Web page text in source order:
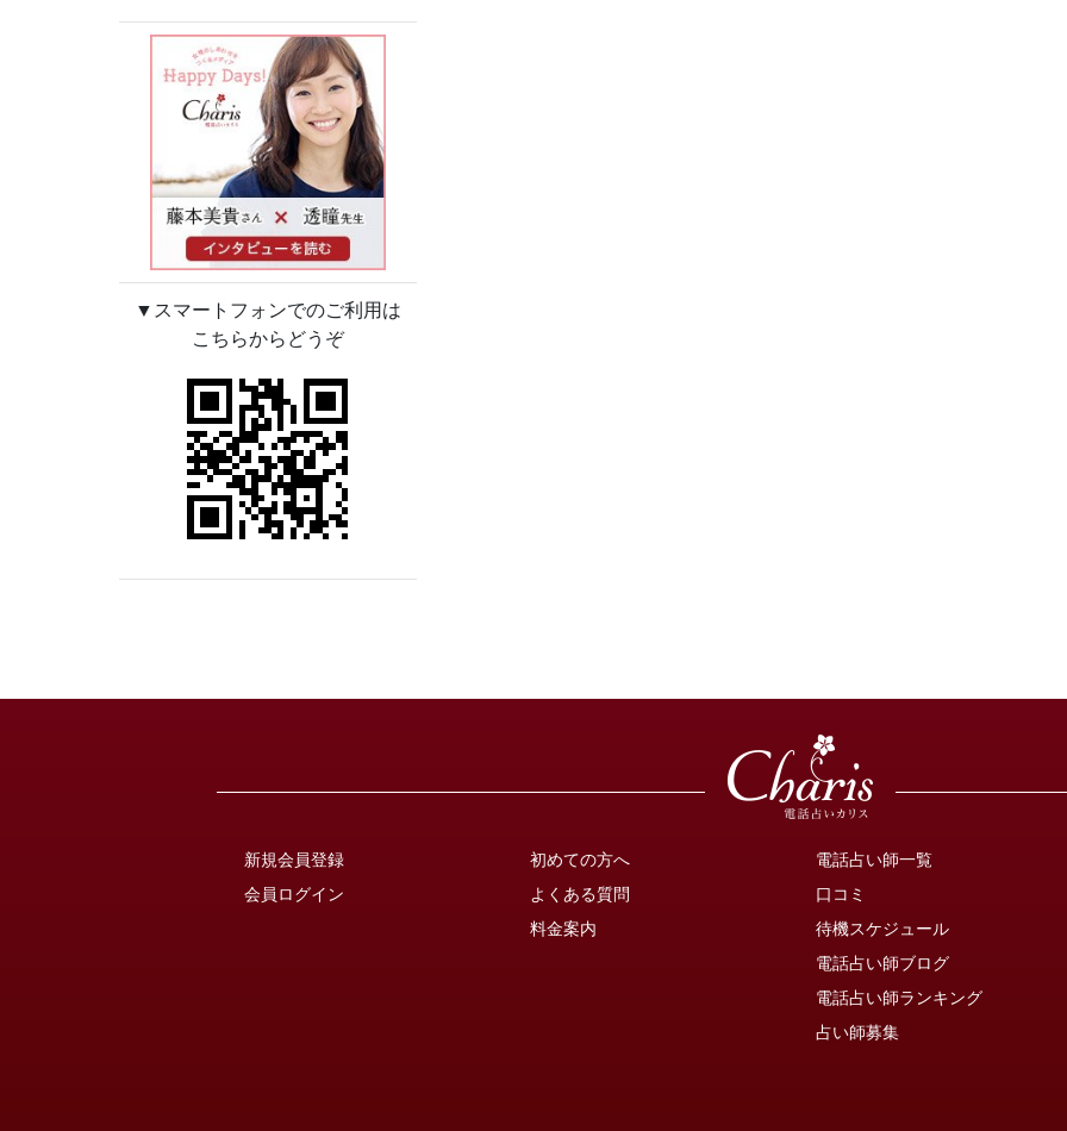
▼スマートフォンでのご利用は
こちらからどうぞ
新規会員登録
会員ログイン
初めての方へ
よくある質問
料金案内
電話占い師一覧
口コミ
待機スケジュール
電話占い師ブログ
電話占い師ランキング
占い師募集